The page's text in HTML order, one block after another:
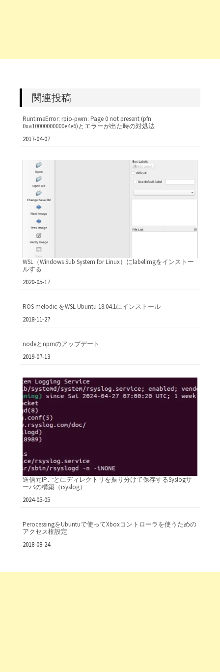
関連投稿
RuntimeError: rpio-pwm: Page 0 not present (pfn
0xa10000000000e4e6)とエラーが出た時の対処法
日付
2017-04-07
WSL（Windows Sub System for Linux）にlabelImgをインストー
ルする
日付
2020-05-17
ROS melodic をWSL Ubuntu 18.04.1にインストール
日付
2018-11-27
nodeとnpmのアップデート
日付
2019-07-13
送信元IPごとにディレクトリを振り分けて保存するSyslogサ
ーバの構築（rsyslog）
日付
2024-05-05
PerocessingをUbuntuで使ってXboxコントローラを使うための
アクセス権設定
日付
2018-08-24